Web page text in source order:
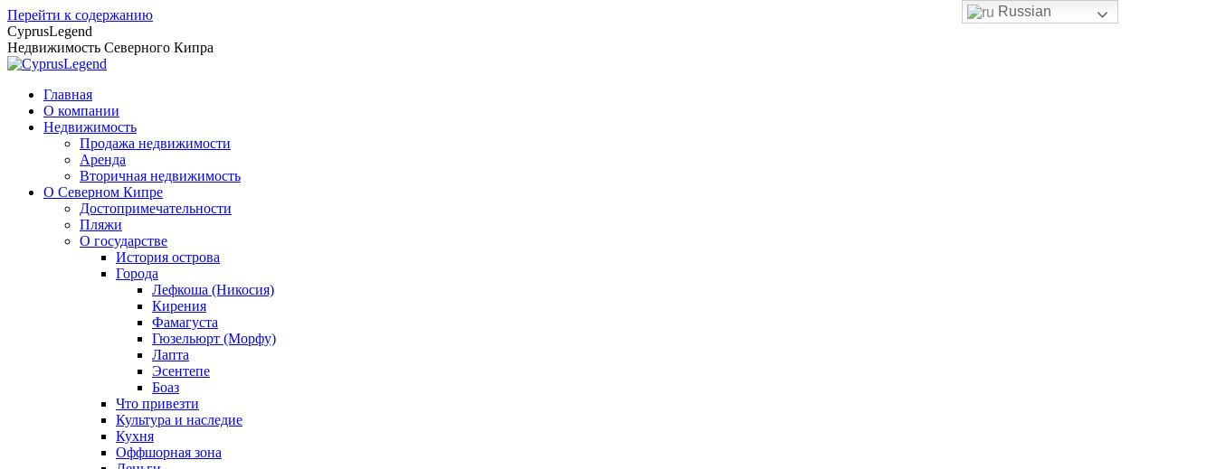
Перейти к содержанию
CyprusLegend
Недвижимость Северного Кипра
Главная
О компании
Недвижимость
Продажа недвижимости
Аренда
Вторичная недвижимость
О Северном Кипре
Достопримечательности
Пляжи
О государстве
История острова
Города
Лефкоша (Никосия)
Кирения
Фамагуста
Гюзельюрт (Морфу)
Лапта
Эсентепе
Боаз
Что привезти
Культура и наследие
Кухня
Оффшорная зона
Russian